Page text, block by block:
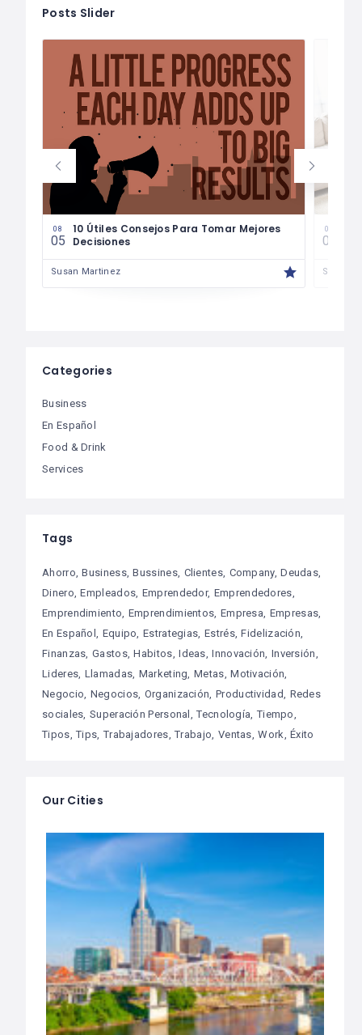
Posts Slider
08
05
10 Útiles Consejos Para Tomar Mejores
Decisiones
Susan Martinez
08
04
Susan
Categories
Business
En Español
Food & Drink
Services
Tags
Ahorro Business Bussines Clientes Company Deudas
Dinero Empleados Emprendedor Emprendedores
Emprendimiento Emprendimientos Empresa Empresas
En Español Equipo Estrategias Estrés Fidelización
Finanzas Gastos Habitos Ideas Innovación Inversión
Lideres Llamadas Marketing Metas Motivación
Negocio Negocios Organización Productividad Redes
sociales Superación Personal Tecnología Tiempo
Tipos Tips Trabajadores Trabajo Ventas Work Éxito
Our Cities